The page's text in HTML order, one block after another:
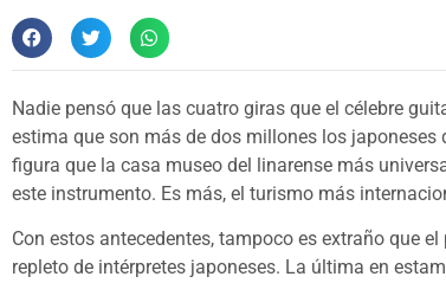
Nadie pensó que las cuatro giras que el célebre
estima que son más de dos millones los
figura que la casa museo del linarense más
este instrumento. Es más, el turismo más
Con estos antecedentes, tampoco es extraño que
repleto de intérpretes japoneses. La última en